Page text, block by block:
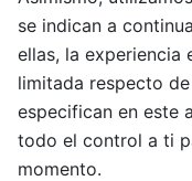
se indican a
ellas, la experiencia
limitada respecto
especifican en este
todo el control a ti
momento.